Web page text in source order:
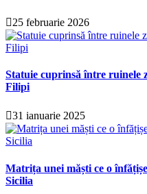
25 februarie 2026
Statuie cuprinsă între ruinele
Filipi
31 ianuarie 2025
Matrița unei măști ce o
Sicilia